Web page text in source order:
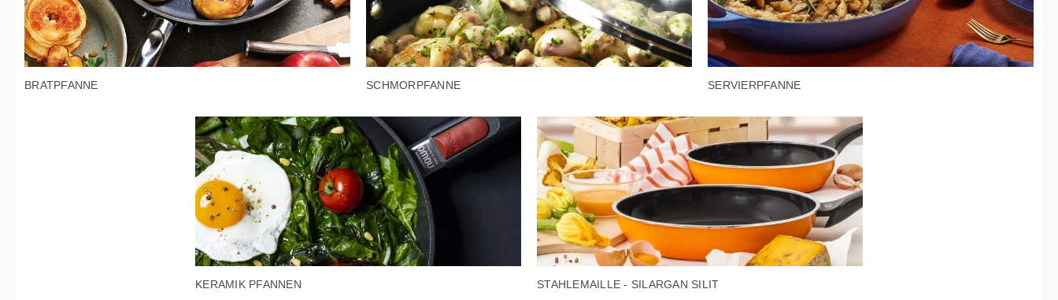
BRATPFANNE SCHMORPFANNE SERVIERPFANNE
KERAMIK PFANNEN STAHLEMAILLE - SILARGAN SILIT